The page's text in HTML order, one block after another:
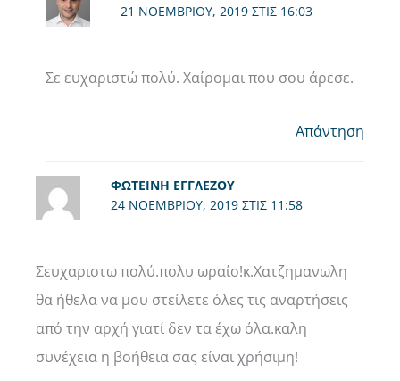
21 ΝΟΕΜΒΡΊΟΥ, 2019 ΣΤΙΣ 16:03
Σε ευχαριστώ πολύ. Χαίρομαι που σου άρεσε.
Απάντηση
ΦΩΤΕΙΝΉ ΕΓΓΛΈΖΟΥ
24 ΝΟΕΜΒΡΊΟΥ, 2019 ΣΤΙΣ 11:58
Σευχαριστω πολύ.πολυ ωραίο!κ.Χατζημανωλη
θα ήθελα να μου στείλετε όλες τις αναρτήσεις
από την αρχή γιατί δεν τα έχω όλα.καλη
συνέχεια η βοήθεια σας είναι χρήσιμη!